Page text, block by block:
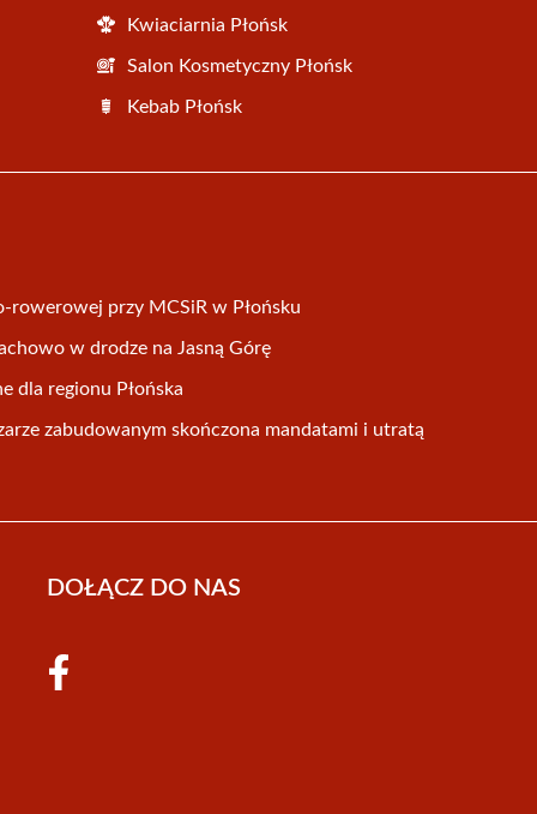
Kwiaciarnia Płońsk
Salon Kosmetyczny Płońsk
Kebab Płońsk
rowerowej przy MCSiR w Płońsku
w drodze na Jasną Górę
dla regionu Płońska
zabudowanym skończona mandatami i utratą
DOŁĄCZ DO NAS